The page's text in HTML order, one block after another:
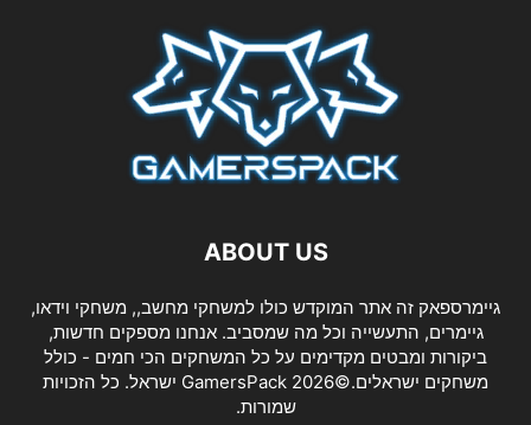
ABOUT US
גיימרספאק זה אתר המוקדש כולו למשחקי מחשב,, משחקי וידאו,
גיימרים, התעשייה וכל מה שמסביב. אנחנו מספקים חדשות,
ביקורות ומבטים מקדימים על כל המשחקים הכי חמים - כולל
משחקים ישראלים.©2026 GamersPack ישראל. כל הזכויות
שמורות.